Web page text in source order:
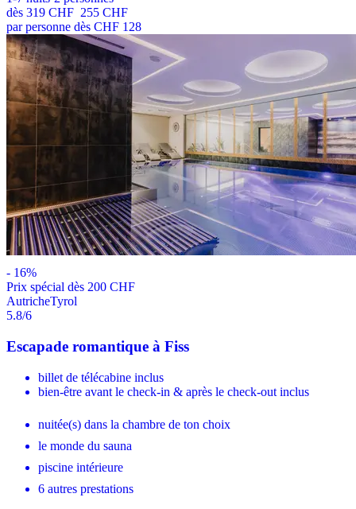
dès 319 CHF 255 CHF
par personne dès CHF 128
- 16%
Prix ​​spécial dès 200 CHF
AutricheTyrol
5.8/6
Escapade romantique à Fiss
billet de télécabine inclus
bien-être avant le check-in & après le check-out inclus
nuitée(s) dans la chambre de ton choix
le monde du sauna
piscine intérieure
6 autres prestations